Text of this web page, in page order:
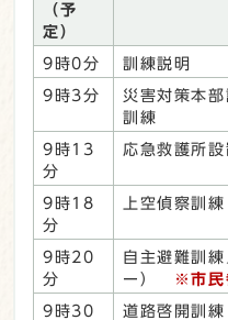
（予
定）
9時0分 訓練説明
9時3分
災害対策本
訓練
9時13
分
応急救護所設
9時18
分
上空偵察訓練
9時20
分
自主避難訓
ー）
※市民
9時30
道路啓開訓練